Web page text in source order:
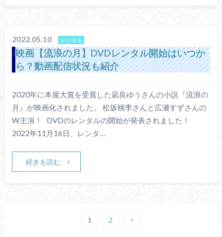
2022.05.10 レンタル
映画【流浪の月】DVDレンタル開始はいつか
ら？動画配信状況も紹介
2020年に本屋大賞を受賞した凪良ゆうさんの小説『流浪の
月』が映画化されました。 松坂桃李さんと広瀬すずさんの
W主演！ DVDのレンタルの開始が発表されました！
2022年11月16日、レンタ…
続きを読む
1 2 >